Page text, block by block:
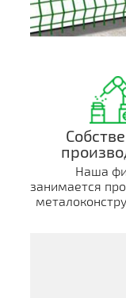
Наша
занимается